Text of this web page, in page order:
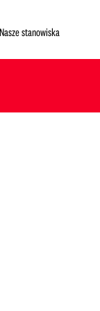
Nasze stanowiska